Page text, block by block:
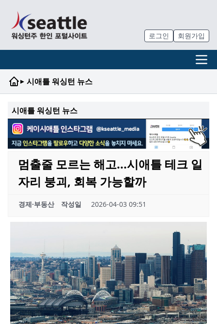
로그인 회원가입
▸ 시애틀 워싱턴 뉴스
시애틀 워싱턴 뉴스
멈출줄 모르는 해고...시애틀 테크 일
자리 붕괴, 회복 가능할까
경제·부동산 작성일 2026-04-03 09:51